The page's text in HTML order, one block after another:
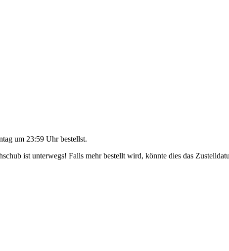
um 23:59 Uhrbestellst.
ist unterwegs! Falls mehr bestellt wird, könnte dies das